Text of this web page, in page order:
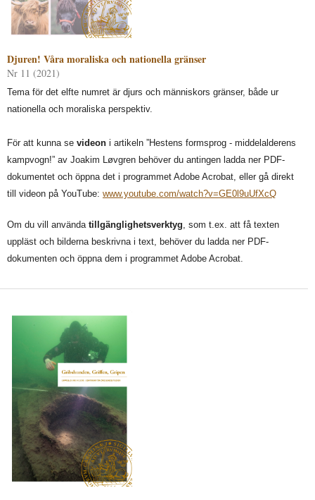
Djuren! Våra moraliska och nationella gränser
Nr 11 (2021)
Tema för det elfte numret är djurs och människors gränser, både ur
nationella och moraliska perspektiv.
För att kunna se videoni artikeln ”Hestens formsprog - middelalderens
kampvogn!” av Joakim Løvgren behöver du antingen ladda ner PDF-
dokumentet och öppna det i programmet Adobe Acrobat, eller gå direkt
till videon på YouTube: www.youtube.com/watch?v=GE0l9uUfXcQ
Om du vill använda tillgänglighetsverktyg , som t.ex. att få texten
uppläst och bilderna beskrivna i text, behöver du ladda ner PDF-
dokumenten och öppna dem i programmet Adobe Acrobat.